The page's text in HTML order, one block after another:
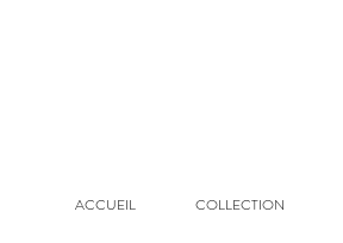
ACCUEIL COLLECTION